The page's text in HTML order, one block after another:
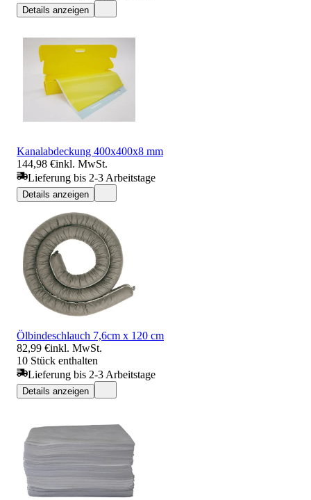
Details anzeigen
Kanalabdeckung 400x400x8 mm
144,98 €inkl. MwSt.
Lieferung bis 2-3 Arbeitstage
Details anzeigen
Ölbindeschlauch 7,6cm x 120 cm
82,99 €inkl. MwSt.
10 Stück enthalten
Lieferung bis 2-3 Arbeitstage
Details anzeigen